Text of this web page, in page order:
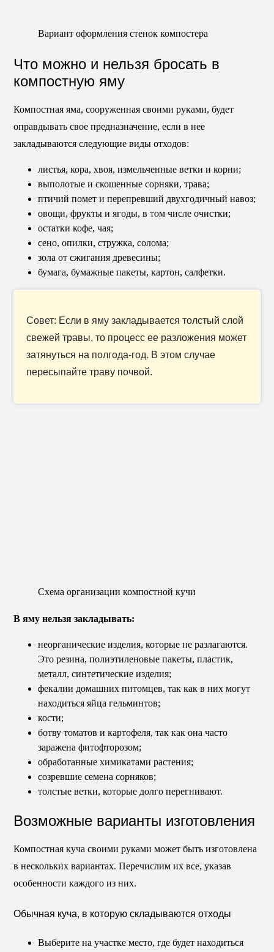
Вариант оформления стенок компостера
Что можно и нельзя бросать в
компостную яму
Компостная яма, сооруженная своими руками, будет
оправдывать свое предназначение, если в нее
закладываются следующие виды отходов:
листья, кора, хвоя, измельченные ветки и корни;
выполотые и скошенные сорняки, трава;
птичий помет и перепревший двухгодичный навоз;
овощи, фрукты и ягоды, в том числе очистки;
остатки кофе, чая;
сено, опилки, стружка, солома;
зола от сжигания древесины;
бумага, бумажные пакеты, картон, салфетки.
Совет: Если в яму закладывается толстый слой
свежей травы, то процесс ее разложения может
затянуться на полгода-год. В этом случае
пересыпайте траву почвой.
Схема организации компостной кучи
В яму нельзя закладывать:
неорганические изделия, которые не разлагаются.
Это резина, полиэтиленовые пакеты, пластик,
металл, синтетические изделия;
фекалии домашних питомцев, так как в них могут
находиться яйца гельминтов;
кости;
ботву томатов и картофеля, так как она часто
заражена фитофторозом;
обработанные химикатами растения;
созревшие семена сорняков;
толстые ветки, которые долго перегнивают.
Возможные варианты изготовления
Компостная куча своими руками может быть изготовлена
в нескольких вариантах. Перечислим их все, указав
особенности каждого из них.
Обычная куча, в которую складываются отходы
Выберите на участке место, где будет находиться